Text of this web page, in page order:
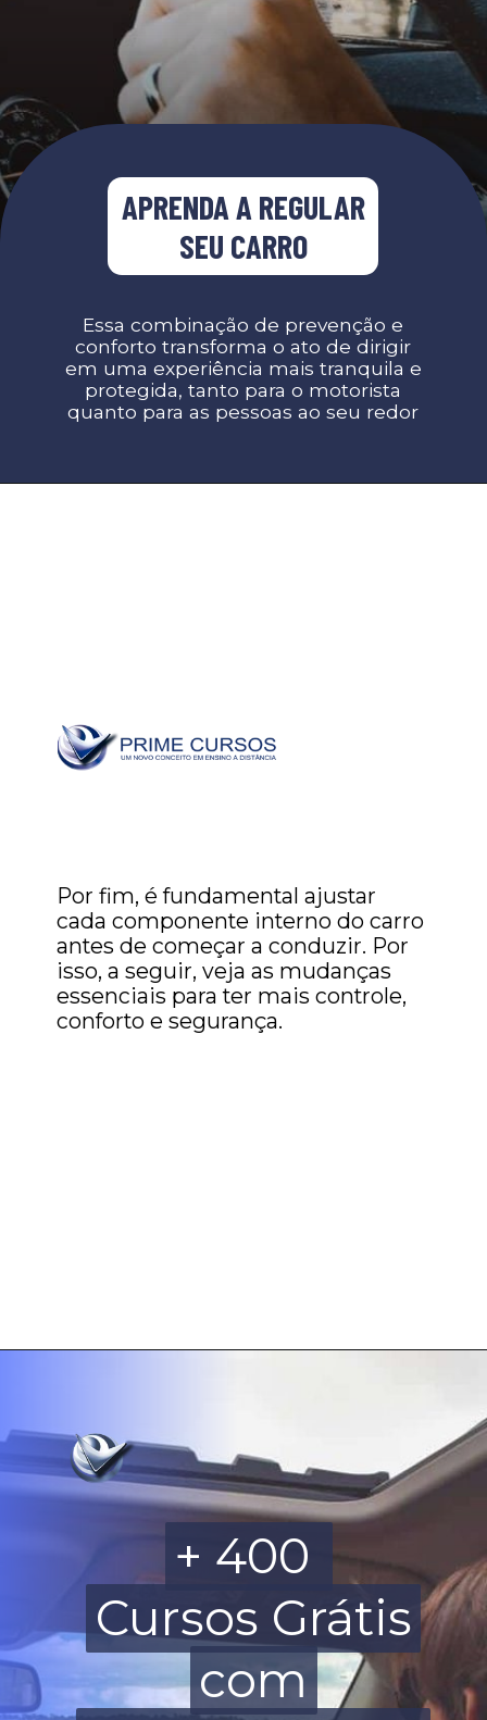
Essa combinação de prevenção e
conforto transforma o ato de dirigir
em uma experiência mais tranquila e
protegida, tanto para o motorista
quanto para as pessoas ao seu redor
APRENDA A REGULAR
SEU CARRO
Por fim, é fundamental ajustar
cada componente interno do carro
antes de começar a conduzir. Por
isso, a seguir, veja as mudanças
essenciais para ter mais controle,
conforto e segurança.
+ 400
Cursos Grátis
com
+ 400
Cursos Grátis
com